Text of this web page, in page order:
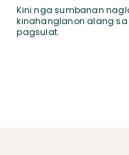
Kini nga sumbanan
kinahanglanon alang sa
pagsulat.